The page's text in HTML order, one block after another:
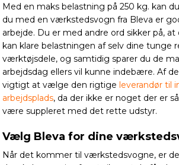
Med en maks belastning på 250 kg. kan
du med en værkstedsvogn fra Bleva er
arbejde. Du er med andre ord sikker på,
kan klare belastningen af selv dine tunge
værktøjsdele, og samtidig sparer du de
arbejdsdag ellers vil kunne indebære. Af
vigtigt at vælge den rigtigeleverandør til
arbejdsplads, da der ikke er noget der er
være suppleret med det rette udstyr.
Vælg Bleva for dine
Når det kommer til værkstedsvogne, er